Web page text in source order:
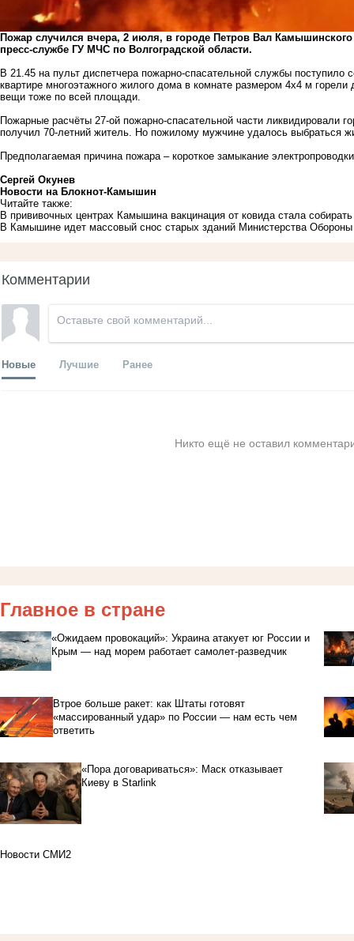
Пожар случился вчера, 2 июля, в городе Петров Вал
пресс-службе ГУ МЧС по Волгоградской области.
В 21.45 на пульт диспетчера пожарно-спасательной службы
квартире многоэтажного жилого дома в комнате размером 4х4 м
вещи тоже по всей площади.
Пожарные расчёты 27-ой пожарно-спасательной части ликвидировали
получил 70-летний житель. Но пожилому мужчине удалось выбраться
Предполагаемая причина пожара – короткое замыкание
Сергей Окунев
Новости на Блoкнoт-Камышин
Читайте также:
В прививочных центрах Камышина вакцинация от ковида стала
В Камышине идет массовый снос старых зданий Министерства Обороны
Комментарии
Новые Лучшие Ранее
Никто ещё не оставил
Главное в стране
«Ожидаем провокаций»: Украина атакует юг России и
Крым — над морем работает самолет-разведчик
Втрое больше ракет: как Штаты готовят
«массированный удар» по России — нам есть чем
ответить
«Пора договариваться»: Маск отказывает
Киеву в Starlink
Новости СМИ2